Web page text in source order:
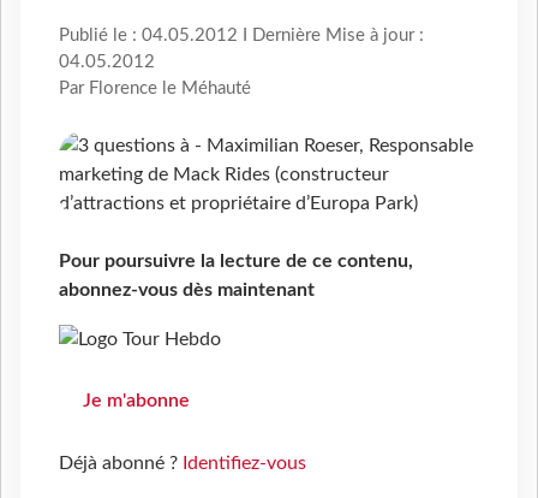
Publié le : 04.05.2012 I Dernière Mise à jour :
04.05.2012
Par Florence le Méhauté
Pour poursuivre la lecture de ce contenu,
abonnez-vous dès maintenant
Je m'abonne
Déjà abonné ? Identifiez-vous